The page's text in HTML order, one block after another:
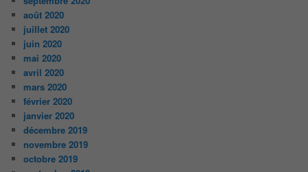
août 2020
juillet 2020
juin 2020
mai 2020
avril 2020
mars 2020
février 2020
janvier 2020
décembre 2019
novembre 2019
octobre 2019